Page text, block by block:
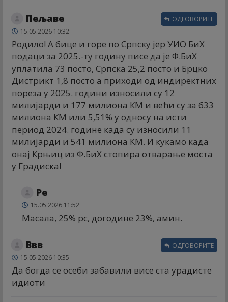
Пељаве
15.05.2026 10:32
Родило! А бице и горе по Српску јер УИО БиХ
подаци за 2025.-ту годину писе да је Ф.БиХ
уплатила 73 посто, Српска 25,2 посто и Брцко
Дистрикт 1,8 посто а приходи од индиректних
пореза у 2025. години износили су 12
милијарди и 177 милиона КМ и већи су за 633
милиона КМ или 5,51% у односу на исти
период 2024. године када су износили 11
милијарди и 541 милиона КМ. И кукамо када
онај Крњиц из Ф.БиХ стопира отварање моста
у Градиска!
ОДГОВОРИТЕ
Ре
15.05.2026 11:52
Масала, 25% рс, догодине 23%, амин.
Ввв
15.05.2026 10:35
Да богда се осеби забавили висе ста урадисте
идиоти
ОДГОВОРИТЕ